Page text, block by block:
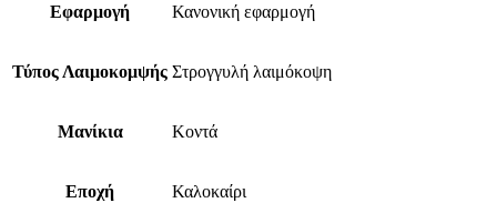
Εφαρμογή Κανονική εφαρμογή
Τύπος Λαιμοκομψής Στρογγυλή λαιμόκοψη
Μανίκια Κοντά
Εποχή Καλοκαίρι